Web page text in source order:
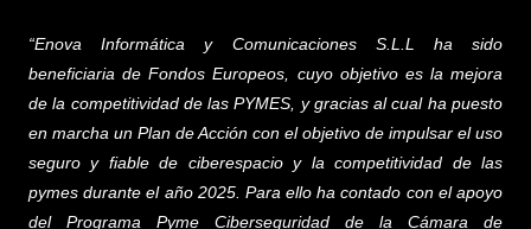
“Enova Informática y Comunicaciones S.L.L
ha sido
beneficiaria de Fondos Europeos, cuyo objetivo es la mejora
de la competitividad de las PYMES, y gracias al cual ha puesto
en marcha un Plan de Acción con el objetivo de impulsar el uso
seguro y fiable de ciberespacio y la competitividad de las
pymes durante el año 2025. Para ello ha contado con el apoyo
del Programa Pyme Ciberseguridad de la Cámara de